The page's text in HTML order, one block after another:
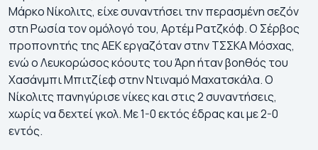
Μάρκο Νίκολιτς, είχε συναντήσει την περασμένη σεζόν
στη Ρωσία τον ομόλογό του, Αρτέμ Ρατζκόφ. Ο Σέρβος
προπονητής της ΑΕΚ εργαζόταν στην ΤΣΣΚΑ Μόσχας,
ενώ ο Λευκορώσος κόουτς του Άρη ήταν βοηθός του
Χασάνμπι Μπιτζίεφ στην Ντιναμό Μαχατσκάλα. Ο
Νίκολιτς πανηγύρισε νίκες και στις 2 συναντήσεις,
χωρίς να δεχτεί γκολ. Με 1-0 εκτός έδρας και με 2-0
εντός.